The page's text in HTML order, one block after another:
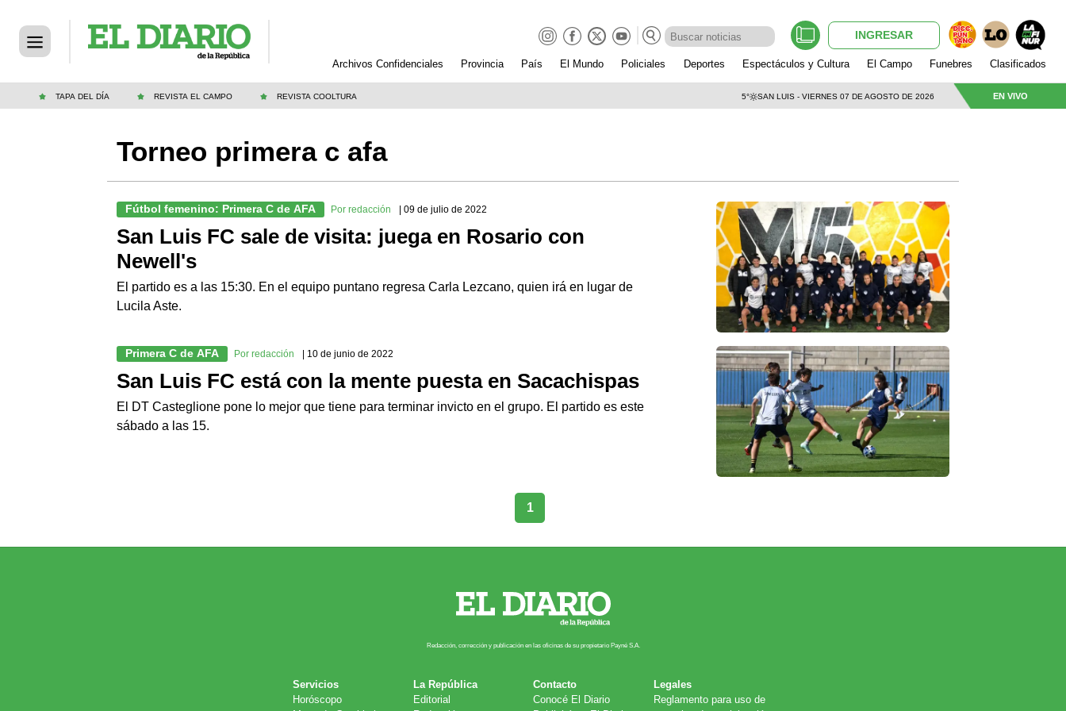
INGRESAR
Archivos Confidenciales Provincia País El Mundo Policiales Deportes Espectáculos y Cultura El Campo Funebres Clasificados
TAPA DEL DÍA REVISTA EL CAMPO REVISTA COOLTURA 5° SAN LUIS - VIERNES 07 DE AGOSTO DE 2026 EN VIVO
Torneo primera c afa
Fútbol femenino: Primera C de AFA Por redacción | 09 de julio de 2022
San Luis FC sale de visita: juega en Rosario con
Newell's
El partido es a las 15:30. En el equipo puntano regresa Carla Lezcano, quien irá en lugar de
Lucila Aste.
Primera C de AFA Por redacción | 10 de junio de 2022
San Luis FC está con la mente puesta en Sacachispas
El DT Casteglione pone lo mejor que tiene para terminar invicto en el grupo. El partido es este
sábado a las 15.
1
Redacción, corrección y publicación en las oficinas de su propietario Payn​é S.A.
Servicios
Horóscopo
La República
Editorial
Contacto
Conocé El Diario
Legales
Reglamento para uso de